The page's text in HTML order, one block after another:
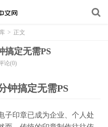
> 正文
搞定无需PS
论(0)
钟搞定无需PS
子印章已成为企业、个人处